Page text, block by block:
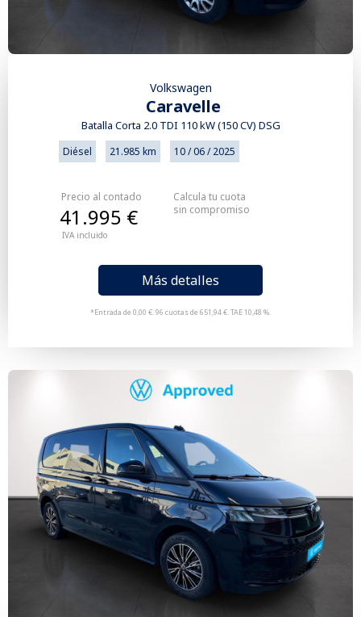
Volkswagen
Caravelle
Batalla Corta 2.0 TDI 110 kW (150 CV) DSG
Diésel 21.985 km 10 / 06 / 2025
Precio al contado
IVA incluido
41.995 €
Más detalles
*Entrada de 0,00 €. 96 cuotas de 651,94 €. TAE 10,48 %.
Calcula tu cuota
sin compromiso